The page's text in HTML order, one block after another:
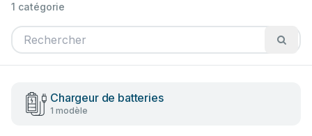
1 catégorie
Chargeur de batteries
1 modèle